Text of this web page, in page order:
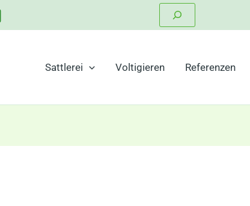
Sattlerei Voltigieren Referenzen